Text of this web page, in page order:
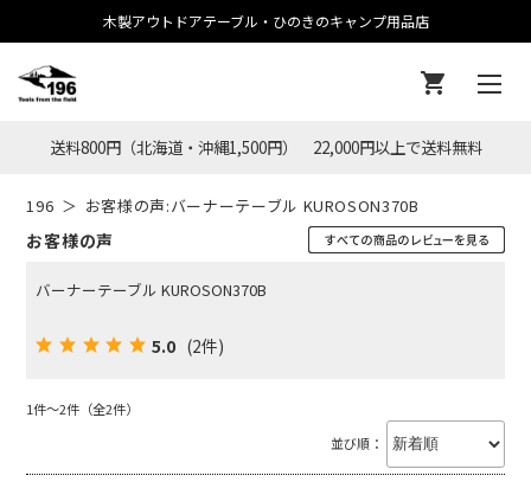
木製アウトドアテーブル・ひのきのキャンプ用品店
送料800円（北海道・沖縄1,500円） 22,000円以上で送料無料
196 お客様の声:バーナーテーブル KUROSON370B
お客様の声
バーナーテーブル KUROSON370B
5.0 (2件)
1件～2件（全2件）
並び順：